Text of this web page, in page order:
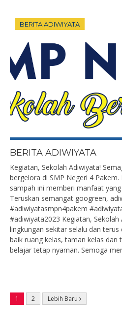
BERITA ADIWIYATA
BERITA ADIWIYATA
Kegiatan, Sekolah Adiwiyata!
bergelora di SMP Negeri 4
sampah ini memberi manfaat
Teruskan semangat googreen,
#adiwiyatasmpn4pakem
#adiwiyata2023 Kegiatan, Sekolah
lingkungan sekitar selalu dan
baik ruang kelas, taman kelas dan
belajar tetap nyaman. Semoga
1 2 Lebih Baru